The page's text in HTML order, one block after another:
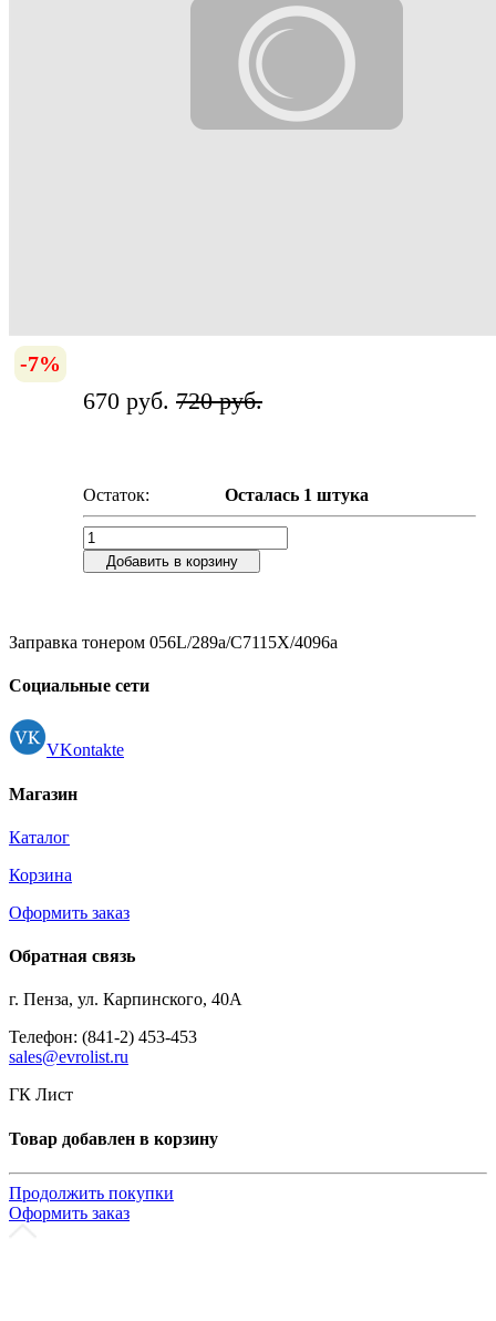
-7%
670 руб. 720 руб.
Остаток: Осталась 1 штука
Добавить в корзину
Заправка тонером 056L/289a/C7115X/4096а
Социальные сети
VKontakte
Магазин
Каталог
Корзина
Оформить заказ
Обратная связь
г. Пенза, ул. Карпинского, 40А
Телефон: (841-2) 453-453
sales@evrolist.ru
ГК Лист
Товар добавлен в корзину
Продолжить покупки
Оформить заказ